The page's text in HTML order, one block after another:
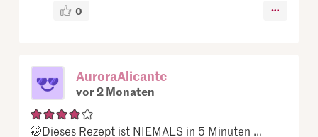
0
AuroraAlicante
vor 2 Monaten
🤭Dieses Rezept ist NIEMALS in 5 Minuten ...